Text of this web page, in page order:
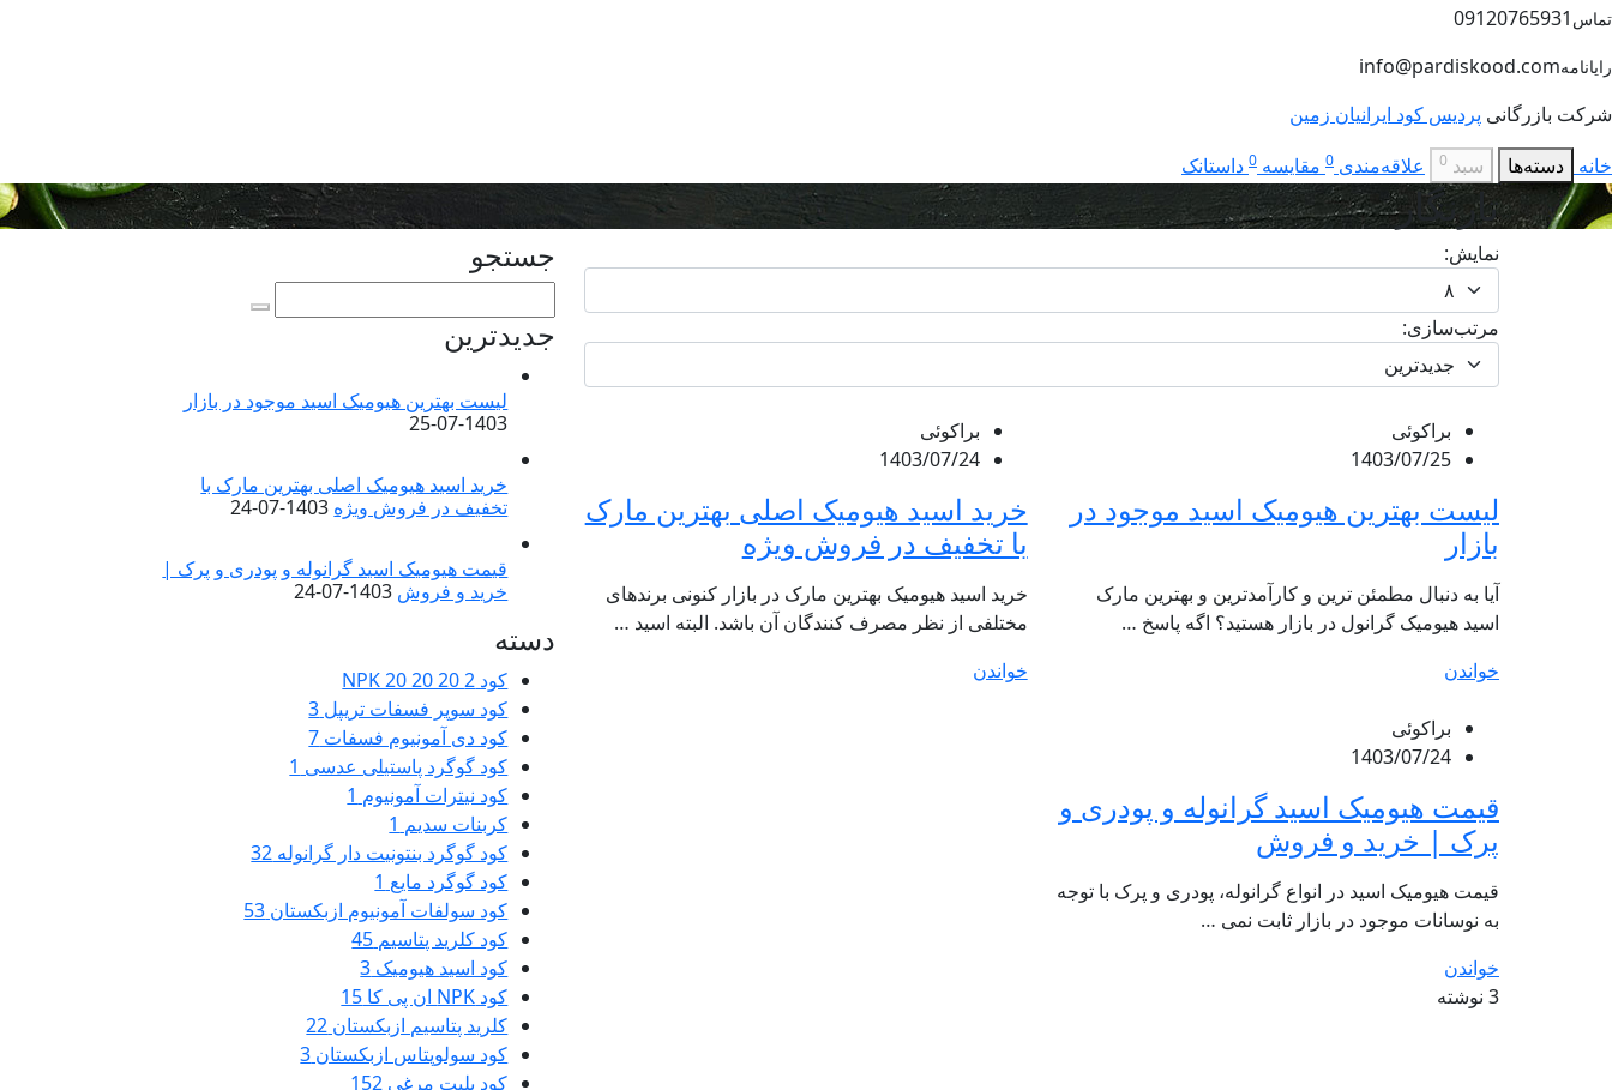
تماس 09120765931
رایانامهinfo@pardiskood.com
شرکت بازرگانی پردیس کود ایرانیان زمین
خانه دسته‌ها سبد 0 علاقه‌مندی 0 مقایسه 0 داستانک
تارنگار
نمایش:
مرتب‌سازی:
براکوئی
1403/07/25
لیست بهترین هیومیک اسید موجود در
بازار
آیا به دنبال مطمئن ترین و کارآمدترین و بهترین مارک
اسید هیومیک گرانول در بازار هستید؟ اگه پاسخ …
خواندن
براکوئی
1403/07/24
خرید اسید هیومیک اصلی بهترین مارک
با تخفیف در فروش ویژه
خرید اسید هیومیک بهترین مارک در بازار کنونی برندهای
مختلفی از نظر مصرف کنندگان آن باشد. البته اسید …
خواندن
براکوئی
1403/07/24
قیمت هیومیک اسید گرانوله و پودری و
پرک | خرید و فروش
قیمت هیومیک اسید در انواع گرانوله، پودری و پرک با توجه
به نوسانات موجود در بازار ثابت نمی …
خواندن
3 نوشته
جستجو
جدیدترین
لیست بهترین هیومیک اسید موجود در بازار
1403-07-25
خرید اسید هیومیک اصلی بهترین مارک با
تخفیف در فروش ویژه 1403-07-24
قیمت هیومیک اسید گرانوله و پودری و پرک |
خرید و فروش 1403-07-24
دسته
کود NPK 20 20 20 2
کود سوپر فسفات تریپل 3
کود دی آمونیوم فسفات 7
کود گوگرد پاستیلی عدسی 1
کود نیترات آمونیوم 1
کربنات سدیم 1
کود گوگرد بنتونیت دار گرانوله 32
کود گوگرد مایع 1
کود سولفات آمونیوم ازبکستان 53
کود کلرید پتاسیم 45
کود اسید هیومیک 3
کود NPK ان پی کا
15
کلرید پتاسیم ازبکستان 22
کود سولوپتاس ازبکستان 3
کود پلیت مرغی 152